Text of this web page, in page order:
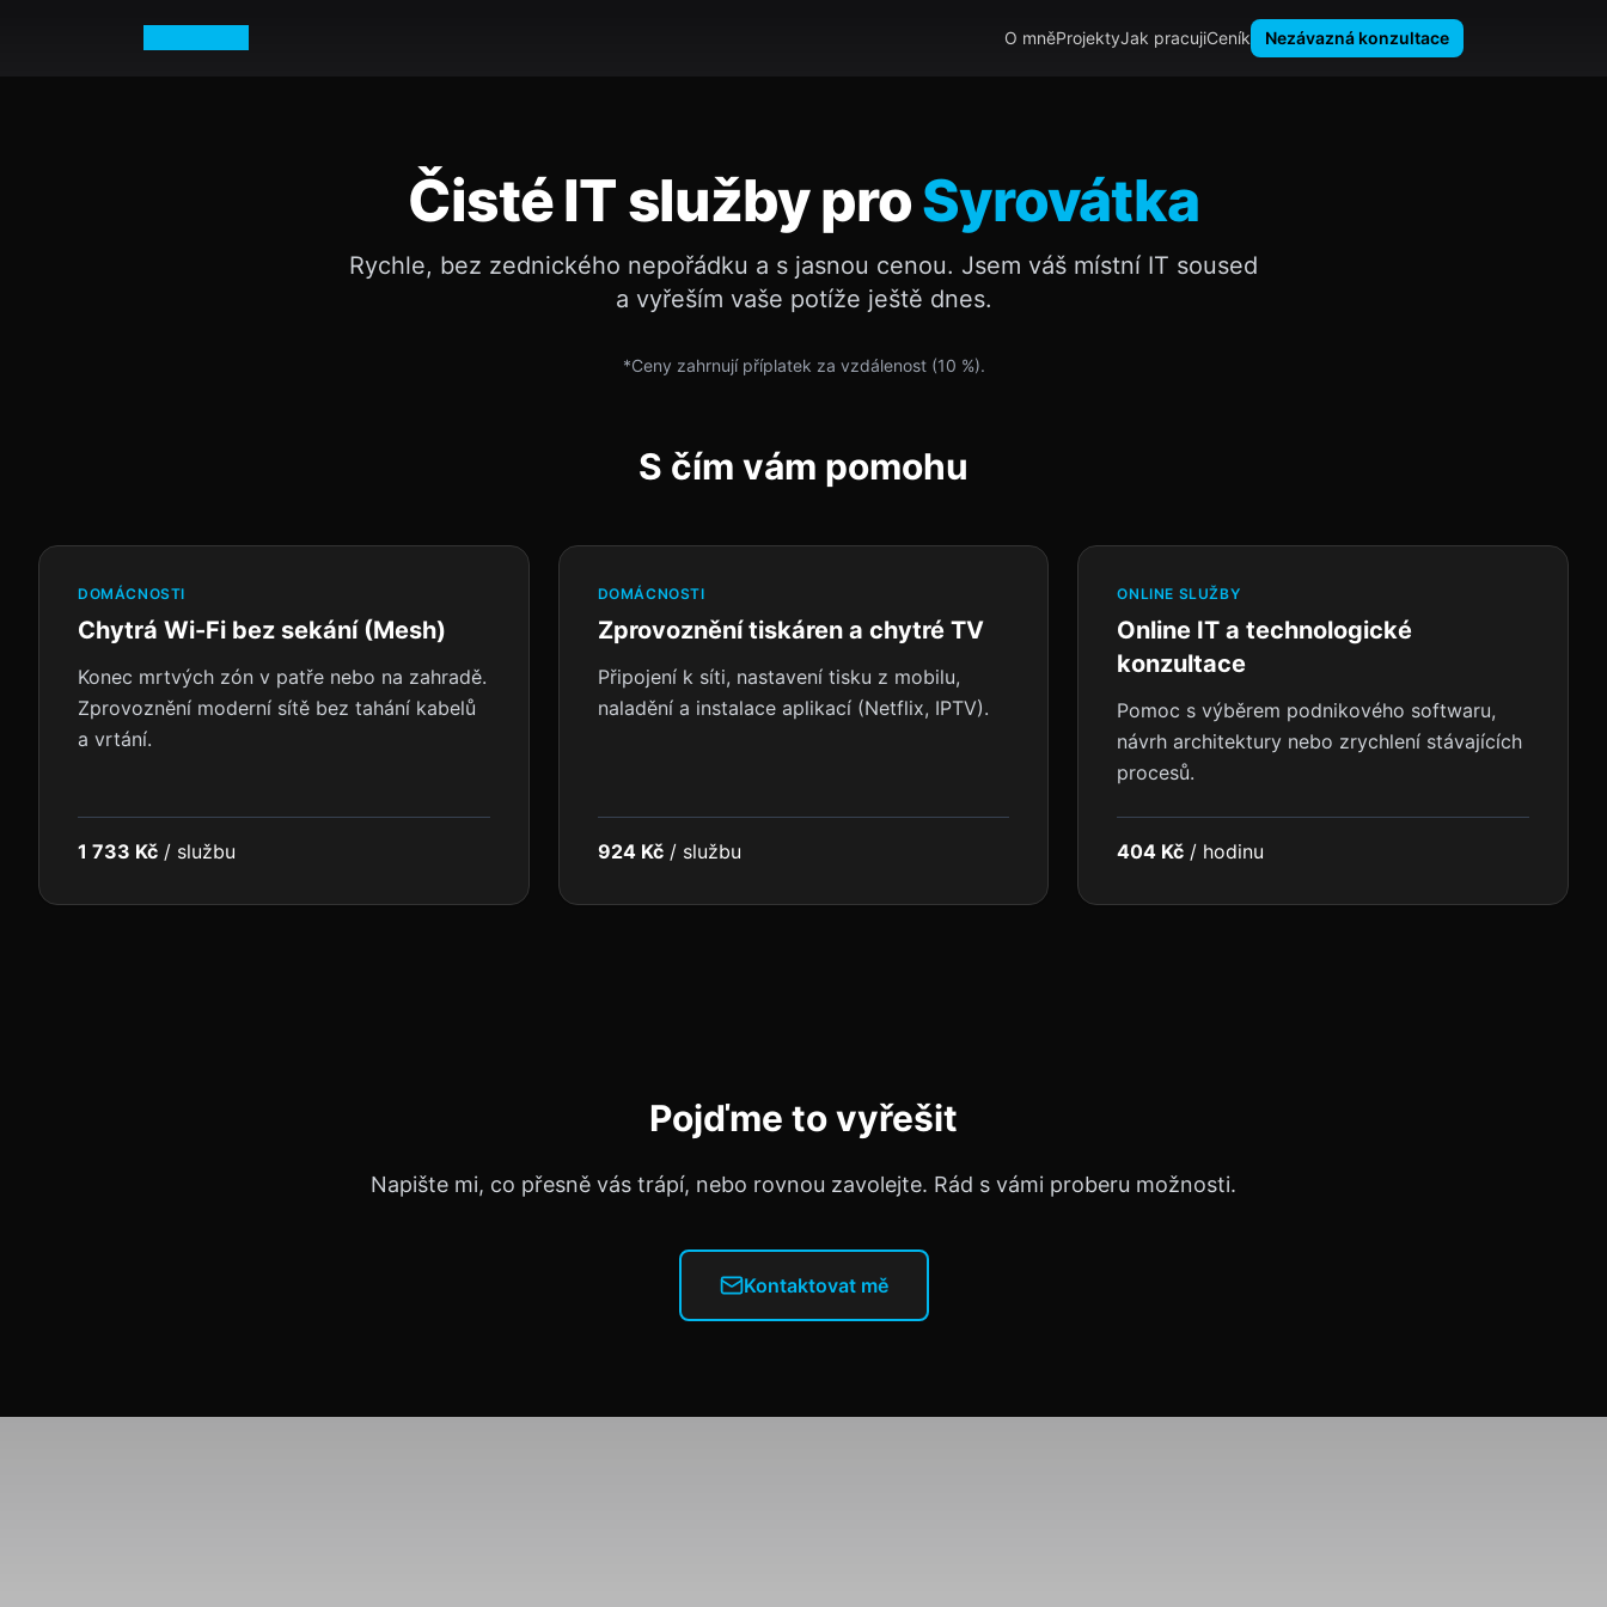
O mněProjektyJak pracujiCeník Nezávazná konzultace
Čisté IT služby proSyrovátka
Rychle, bez zednického nepořádku a s jasnou cenou. Jsem váš místní IT soused
a vyřeším vaše potíže ještě dnes.
*Ceny zahrnují příplatek za vzdálenost (10 %).
S čím vám pomohu
DOMÁCNOSTI
Chytrá Wi-Fi bez sekání (Mesh)
Konec mrtvých zón v patře nebo na zahradě.
Zprovoznění moderní sítě bez tahání kabelů
a vrtání.
1 733 Kč / službu
DOMÁCNOSTI
Zprovoznění tiskáren a chytré TV
Připojení k síti, nastavení tisku z mobilu,
naladění a instalace aplikací (Netflix, IPTV).
924 Kč/ službu
ONLINE SLUŽBY
Online IT a technologické
konzultace
Pomoc s výběrem podnikového softwaru,
návrh architektury nebo zrychlení stávajících
procesů.
404 Kč / hodinu
Pojďme to vyřešit
Napište mi, co přesně vás trápí, nebo rovnou zavolejte. Rád s vámi proberu možnosti.
Kontaktovat mě